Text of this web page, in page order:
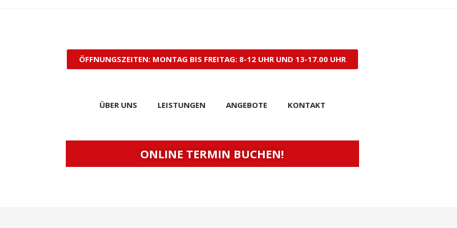
ÖFFNUNGSZEITEN: MONTAG BIS FREITAG: 8-12 UHR UND 13-17.00 UHR
ÜBER UNS LEISTUNGEN ANGEBOTE KONTAKT
ONLINE TERMIN BUCHEN!